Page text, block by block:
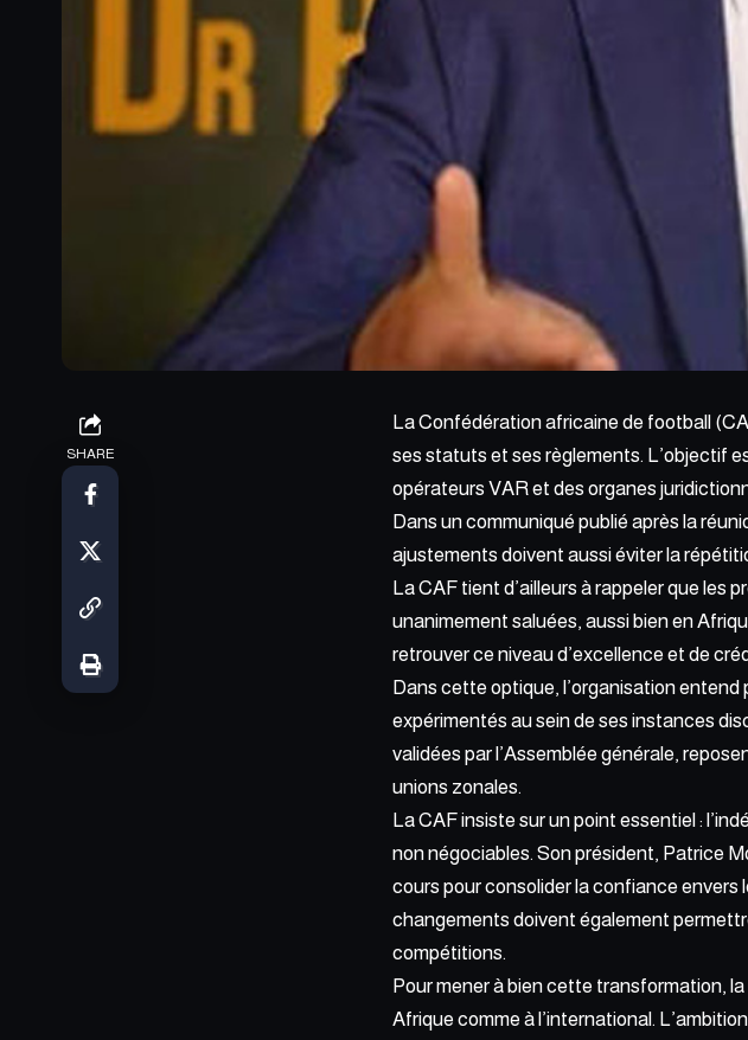
SHARE
La Confédération africaine de football
ses statuts et ses règlements. L’objectif
opérateurs VAR et des organes
Dans un communiqué publié après la
ajustements doivent aussi éviter la
La CAF tient d’ailleurs à rappeler que les
unanimement saluées, aussi bien en
retrouver ce niveau d’excellence et de
Dans cette optique, l’organisation
expérimentés au sein de ses instances
validées par l’Assemblée générale,
unions zonales.
La CAF insiste sur un point essentiel :
non négociables. Son président, Patrice
cours pour consolider la confiance
changements doivent également
compétitions.
Pour mener à bien cette transformation,
Afrique comme à l’international.